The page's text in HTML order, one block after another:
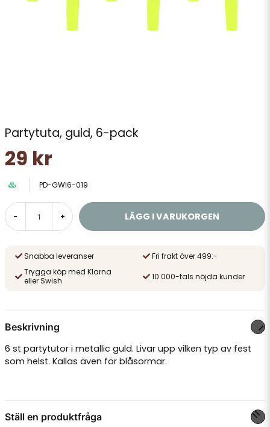
Partytuta, guld, 6-pack
29 kr
PD-GWI6-019
- + LÄGG I VARUKORGEN
Snabba leveranser
Fri frakt över 499:-
Trygga köp med Klarna
eller Swish
10 000-tals nöjda kunder
Beskrivning
6 st partytutor i metallic guld. Livar upp vilken typ av fest
som helst. Kallas även för blåsormar.
Ställ en produktfråga